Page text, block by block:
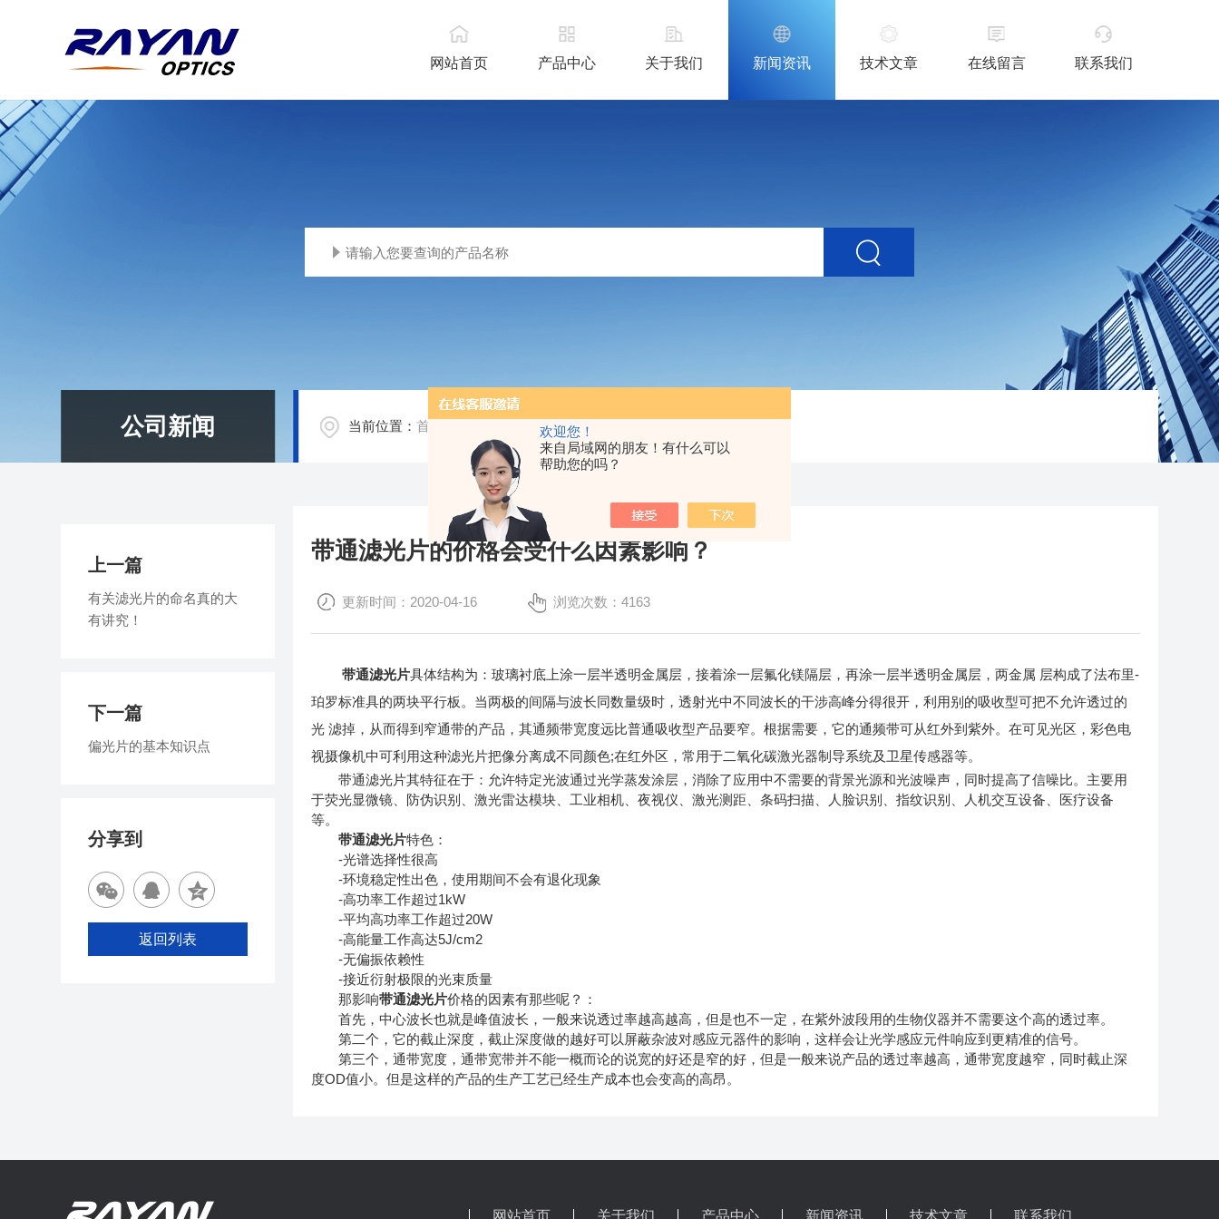
欢迎您！
来自局域网的朋友！有什么可以
帮助您的吗？
网站首页 产品中心 关于我们 新闻资讯 技术文章 在线留言 联系我们
公司新闻 当前位置：首页 / 带通滤光片的价格会受什么因素影响？
带通滤光片的价格会受什么因素影响？
更新时间：2020-04-16 浏览次数：4163
带通滤光片具体结构为：玻璃衬底上涂一层半透明金属层，接着涂一层氟化镁隔层，再涂一层半透明金属层，两金属 层构成了法布里-
珀罗标准具的两块平行板。当两极的间隔与波长同数量级时，透射光中不同波长的干涉高峰分得很开，利用别的吸收型可把不允许透过的
光 滤掉，从而得到窄通带的产品，其通频带宽度远比普通吸收型产品要窄。根据需要，它的通频带可从红外到紫外。在可见光区，彩色电
视摄像机中可利用这种滤光片把像分离成不同颜色;在红外区，常用于二氧化碳激光器制导系统及卫星传感器等。
带通滤光片其特征在于：允许特定光波通过光学蒸发涂层，消除了应用中不需要的背景光源和光波噪声，同时提高了信噪比。主要用
于荧光显微镜、防伪识别、激光雷达模块、工业相机、夜视仪、激光测距、条码扫描、人脸识别、指纹识别、人机交互设备、医疗设备
等。
带通滤光片特色：
-光谱选择性很高
-环境稳定性出色，使用期间不会有退化现象
-高功率工作超过1kW
-平均高功率工作超过20W
-高能量工作高达5J/cm2
-无偏振依赖性
-接近衍射极限的光束质量
那影响带通滤光片价格的因素有那些呢？：
首先，中心波长也就是峰值波长，一般来说透过率越高越高，但是也不一定，在紫外波段用的生物仪器并不需要这个高的透过率。
第二个，它的截止深度，截止深度做的越好可以屏蔽杂波对感应元器件的影响，这样会让光学感应元件响应到更精准的信号。
第三个，通带宽度，通带宽带并不能一概而论的说宽的好还是窄的好，但是一般来说产品的透过率越高，通带宽度越窄，同时截止深
度OD值小。但是这样的产品的生产工艺已经生产成本也会变高的高昂。
上一篇
有关滤光片的命名真的大
有讲究！
下一篇
偏光片的基本知识点
分享到
返回列表
网站首页 关于我们 产品中心 新闻资讯 技术文章 联系我们